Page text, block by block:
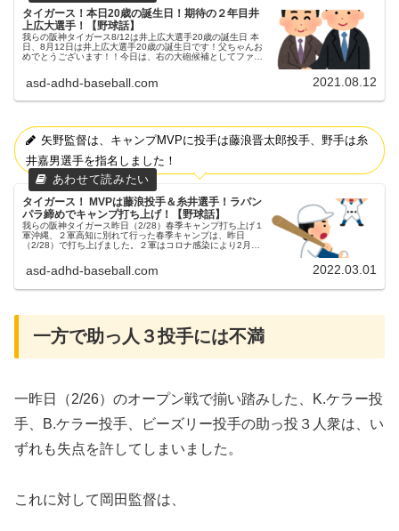
タイガース！本日20歳の誕生日！期待の２年目井
上広大選手！【野球話】
我らの阪神タイガース8/12は井上広大選手20歳の誕生日 本
日、8月12日は井上広大選手20歳の誕生日です！父ちゃんお
めでとうございます！！今日は、右の大砲候補としてファン
asd-adhd-baseball.com 2021.08.12
矢野監督は、キャンプMVPに投手は藤浪晋太郎投手、野手は糸
井嘉男選手を指名しました！
タイガース！ MVPは藤浪投手＆糸井選手！ラパン
パラ締めでキャンプ打ち上げ！【野球話】
我らの阪神タイガース昨日（2/28）春季キャンプ打ち上げ１
軍沖縄、２軍高知に別れて行った春季キャンプは、昨日
（2/28）で打ち上げました。２軍はコロナ感染により2月27
プ終盤に複数人のコ...
asd-adhd-baseball.com 2022.03.01
一方で助っ人３投手には不満
一昨日（2/26）のオープン戦で揃い踏みした、K.ケラー投
手、B.ケラー投手、ビーズリー投手の助っ投３人衆は、い
ずれも失点を許してしまいました。
これに対して岡田監督は、